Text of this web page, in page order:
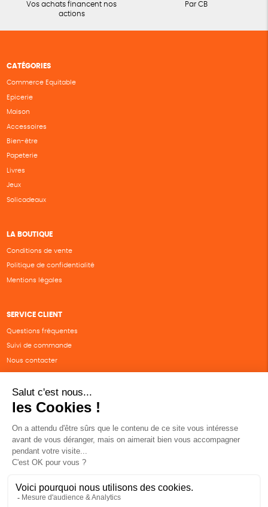
Vos achats financent nos
actions
Par CB
CATÉGORIES
Commerce Equitable
Epicerie
Maison
Accessoires
Bien-être
Papeterie
Livres
Jeux
Solicadeaux
LA BOUTIQUE
Conditions de vente
Politique de confidentialité
Mentions légales
SERVICE CLIENT
Questions fréquentes
Suivi de commande
Nous contacter
SUIVEZ-NOUS
Une boutique élaborée avec par RGOODS